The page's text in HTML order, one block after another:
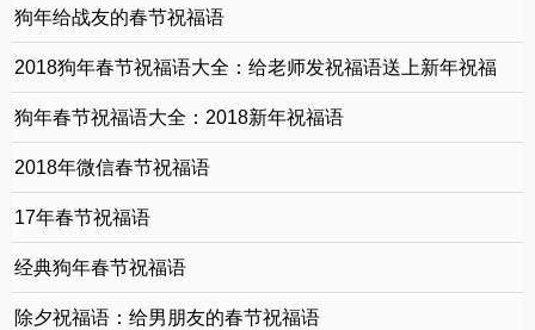
狗年给战友的春节祝福语
2018狗年春节祝福语大全：给老师发祝福语送上新年祝福
狗年春节祝福语大全：2018新年祝福语
2018年微信春节祝福语
17年春节祝福语
经典狗年春节祝福语
除夕祝福语：给男朋友的春节祝福语